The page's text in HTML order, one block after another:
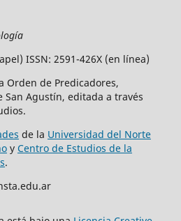
ISSN: 2591-426X (en línea)
Orden de Predicadores,
San Agustín, editada a través
de la Universidad del Norte
y Centro de Estudios de la
.